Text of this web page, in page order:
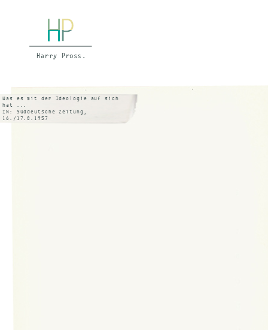
Was es mit der Ideologie auf sich
hat ...
IN: Süddeutsche Zeitung,
16./17.8.1957